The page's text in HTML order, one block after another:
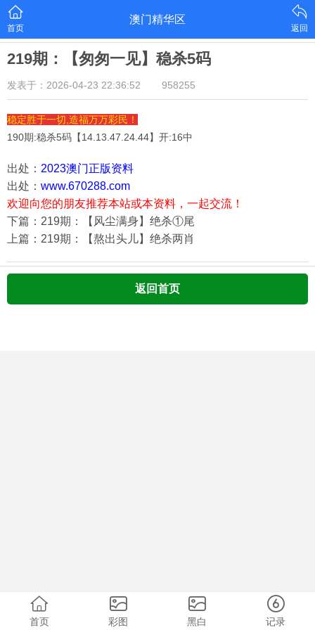
首页
澳门精华区
返回
219期：【匆匆一见】稳杀5码
发表于：2026-04-23 22:36:52 958255
稳定胜于一切,造福万万彩民！
190期:稳杀5码【14.13.47.24.44】开:16中
出处： 2023澳门正版资料
出处： www.670288.com
欢迎向您的朋友推荐本站或本资料，一起交流！
下篇：219期：【风尘满身】绝杀①尾
上篇：219期：【熬出头儿】绝杀两肖
返回首页
首页 彩图 黑白 记录